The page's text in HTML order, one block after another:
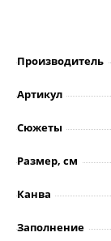
Производитель
Артикул
Сюжеты
Размер, см
Канва
Заполнение